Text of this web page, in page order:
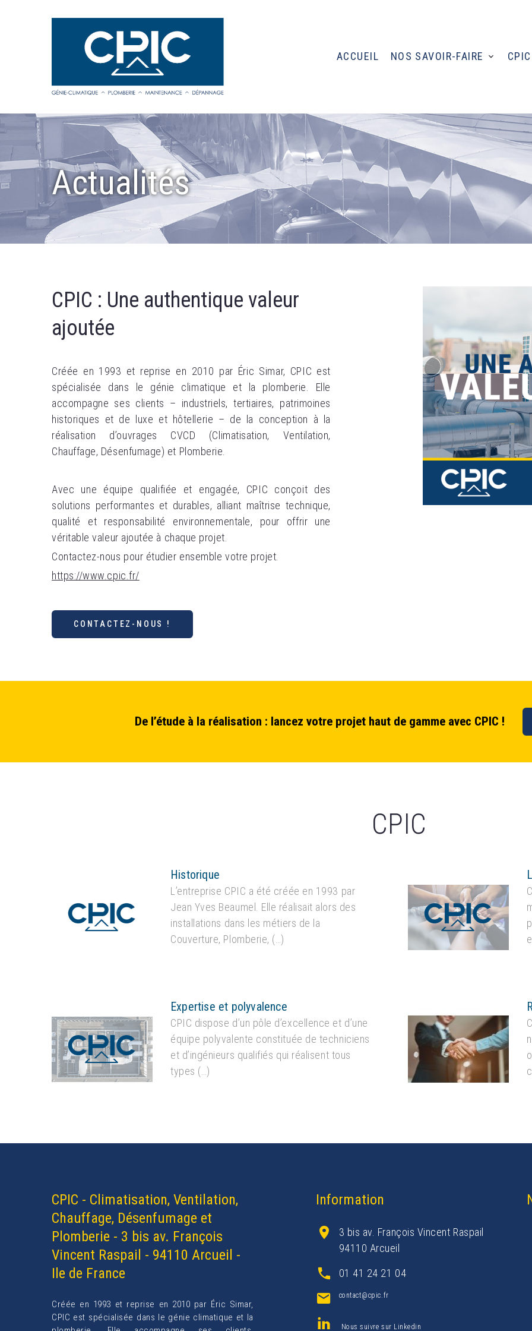
ACCUEIL NOS SAVOIR-FAIRE CPIC
Actualités
CPIC : Une authentique valeur
ajoutée
Créée en 1993 et reprise en 2010 par Éric Simar, CPIC est
spécialisée dans le génie climatique et la plomberie. Elle
accompagne ses clients – industriels, tertiaires, patrimoines
historiques et de luxe et hôtellerie – de la conception à la
réalisation d’ouvrages CVCD (Climatisation, Ventilation,
Chauffage, Désenfumage) et Plomberie.
Avec une équipe qualifiée et engagée, CPIC conçoit des
solutions performantes et durables, alliant maîtrise technique,
qualité et responsabilité environnementale, pour offrir une
véritable valeur ajoutée à chaque projet.
Contactez-nous pour étudier ensemble votre projet.
https://www.cpic.fr/
CONTACTEZ-NOUS !
De l’étude à la réalisation : lancez votre projet haut de gamme avec CPIC !
CPIC
Historique
L’entreprise CPIC a été créée en 1993 par
Jean Yves Beaumel. Elle réalisait alors des
installations dans les métiers de la
Couverture, Plomberie, (…)
Expertise et polyvalence
CPIC dispose d’un pôle d’excellence et d’une
équipe polyvalente constituée de techniciens
et d’ingénieurs qualifiés qui réalisent tous
types (…)
CPIC - Climatisation, Ventilation,
Chauffage, Désenfumage et
Plomberie - 3 bis av. François
Vincent Raspail - 94110 Arcueil -
Ile de France
Créée en 1993 et reprise en 2010 par Éric Simar,
CPIC est spécialisée dans le génie climatique et la
Information
3 bis av. François Vincent Raspail
94110 Arcueil
01 41 24 21 04
contact@cpic.fr
Nous suivre sur Linkedin